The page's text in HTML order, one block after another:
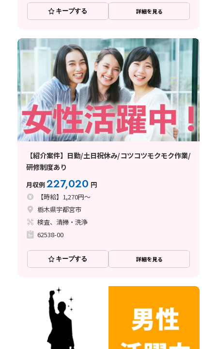
キープする 詳細を見る
【紹介案件】日勤/土日祝休み/コツコツモクモク作業/
研修制度あり
月収例227,020 円
【時給】1,270円～
栃木県宇都宮市
検査、清掃・洗浄
62538-00
キープする 詳細を見る